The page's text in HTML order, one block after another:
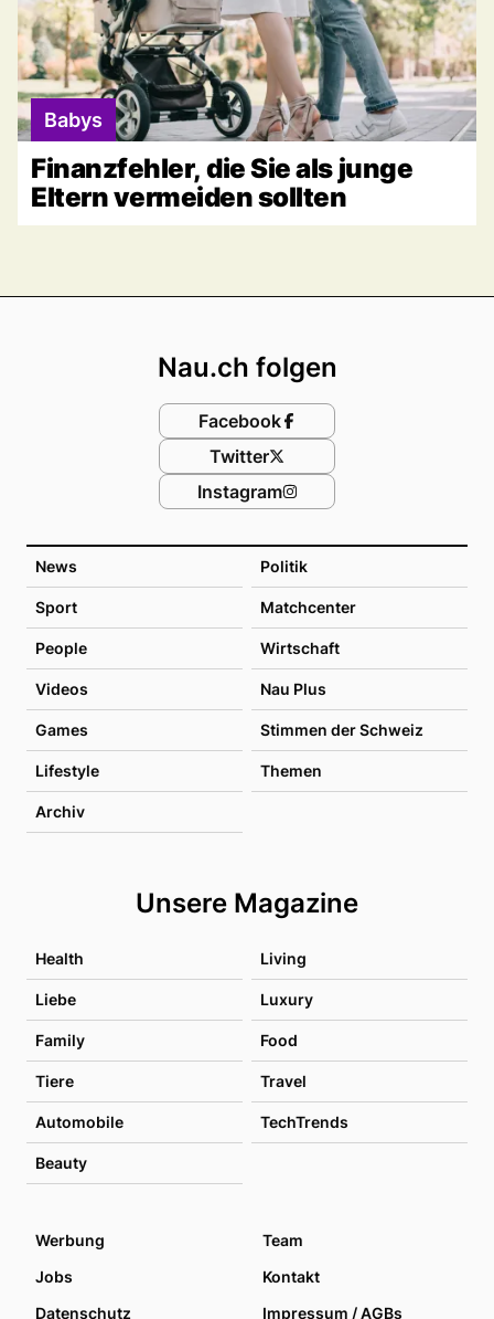
Babys
Finanzfehler, die Sie als junge
Eltern vermeiden sollten
News Politik
Sport Matchcenter
People Wirtschaft
Videos Nau Plus
Games Stimmen der Schweiz
Lifestyle Themen
Archiv
Unsere Magazine
Health Living
Liebe Luxury
Family Food
Tiere Travel
Automobile TechTrends
Beauty
Nau.ch folgen
Facebook
Twitter
Instagram
Werbung
Team
Jobs
Kontakt
Datenschutz
Impressum / AGBs